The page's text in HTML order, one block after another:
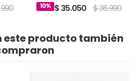
10% $ 35.050 $ 38.990
este producto también